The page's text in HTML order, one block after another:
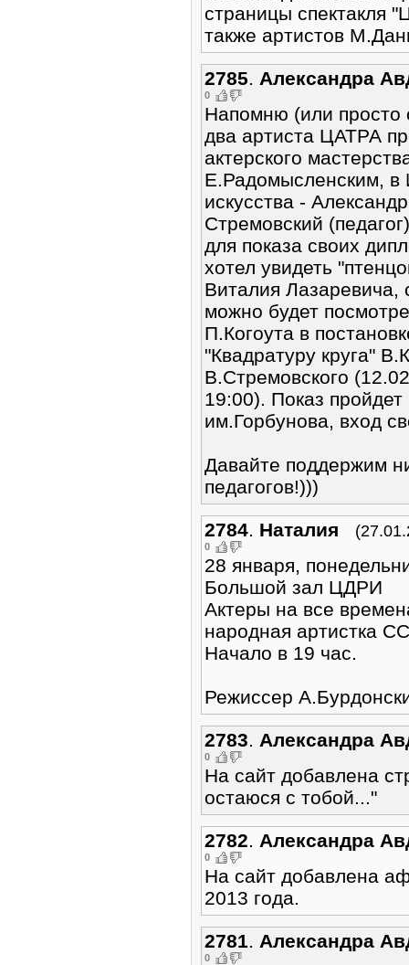
страницы спектакля
также артистов
2785. Александра
0
Напомню (или просто
два артиста ЦАТРА
актерского
Е.Радомысленским, в
искусства -
Стремовский
для показа своих
хотел увидеть
Виталия
можно будет
П.Когоута в
"Квадратуру круга"
В.Стремовского
19:00). Показ
им.Горбунова, вход
Давайте поддержим
педагогов!)))
2784. Наталия
0
28 января,
Большой зал ЦДРИ
Актеры на все
народная артистка
Начало в 19 час.
Режиссер
2783. Александра
0
На сайт добавлена
остаюся с тобой..."
2782. Александра
0
На сайт добавлена
2013 года.
2781. Александра
0